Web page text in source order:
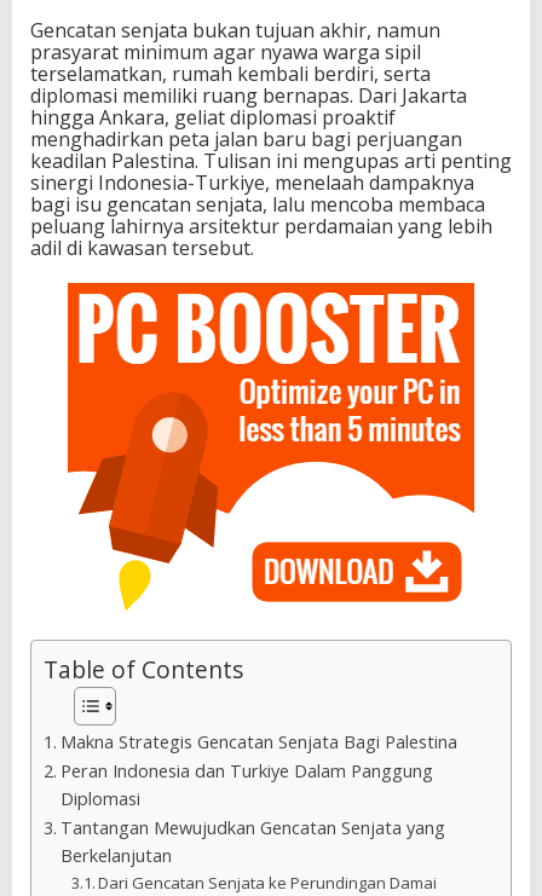
Gencatan senjata bukan tujuan akhir, namun
prasyarat minimum agar nyawa warga sipil
terselamatkan, rumah kembali berdiri, serta
diplomasi memiliki ruang bernapas. Dari Jakarta
hingga Ankara, geliat diplomasi proaktif
menghadirkan peta jalan baru bagi perjuangan
keadilan Palestina. Tulisan ini mengupas arti penting
sinergi Indonesia-Turkiye, menelaah dampaknya
bagi isu gencatan senjata, lalu mencoba membaca
peluang lahirnya arsitektur perdamaian yang lebih
adil di kawasan tersebut.
Table of Contents
Makna Strategis Gencatan Senjata Bagi Palestina
Peran Indonesia dan Turkiye Dalam Panggung
Diplomasi
Tantangan Mewujudkan Gencatan Senjata yang
Berkelanjutan
Dari Gencatan Senjata ke Perundingan Damai